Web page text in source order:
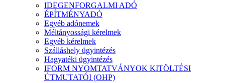
IDEGENFORGALMI ADÓ
ÉPÍTMÉNYADÓ
Egyéb adónemek
Méltányossági kérelmek
Egyéb kérelmek
Szálláshely ügyintézés
Hagyatéki ügyintézés
IFORM NYOMTATVÁNYOK KITÖLTÉSI
ÚTMUTATÓI (OHP)